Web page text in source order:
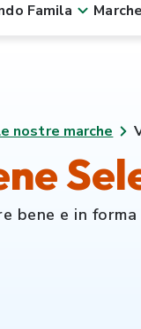
Famila
nostre marche
bene e in